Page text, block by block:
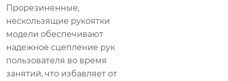
Прорезиненные,
нескользящие рукоятки
модели обеспечивают
надежное сцепление рук
пользователя во время
занятий, что избавляет от